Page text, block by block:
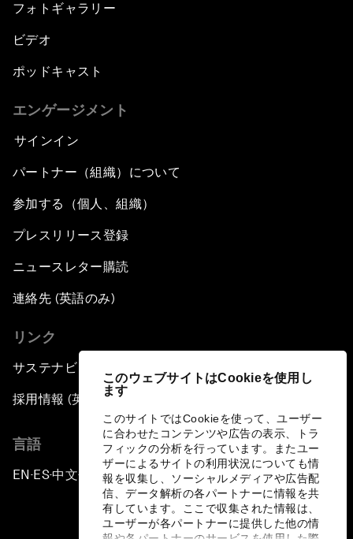
このウェブサイトはCookieを使用し
ます
このサイトではCookieを使って、ユーザー
に合わせたコンテンツや広告の表示、トラ
フィックの分析を行っています。またユー
ザーによるサイトの利用状況についても情
報を収集し、ソーシャルメディアや広告配
信、データ解析の各パートナーに情報を共
有しています。ここで収集された情報は、
ユーザーが各パートナーに提供した他の情
フォトギャラリー
ビデオ
ポッドキャスト
エンゲージメント
サインイン
パートナー（組織）について
参加する（個人、組織）
プレスリリース登録
ニュースレター購読
連絡先 (英語のみ)
リンク
サステナビリティへの取り組み
採用情報 (英語のみ)
言語
EN ▪ES▪中文▪ 日本語